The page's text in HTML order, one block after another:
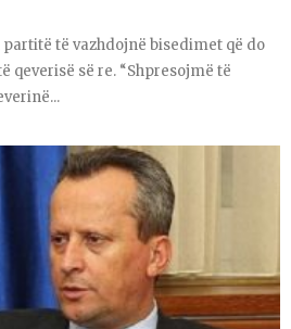
partitë të vazhdojnë bisedimet që do
së re. “Shpresojmë të